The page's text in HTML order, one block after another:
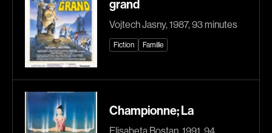
1980
1990
2000
2010
2020
Réalisateur
(Daniel Grou) Podz
Adam Camil
grand
Vojtech Jasny, 1987, 93 minutes
Fiction Famille
Championne; La
Elisabeta Bostan, 1991, 94